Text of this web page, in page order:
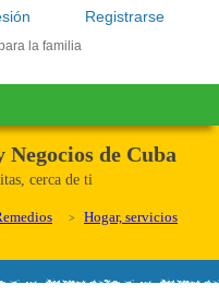
Registrarse
la familia
de Cuba
cerca de ti
Hogar, servicios